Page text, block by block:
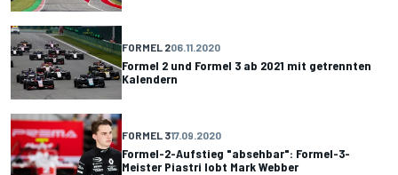
FORMEL 206.11.2020
Formel 2 und Formel 3 ab 2021 mit getrennten
Kalendern
FORMEL 317.09.2020
Formel-2-Aufstieg "absehbar": Formel-3-
Meister Piastri lobt Mark Webber